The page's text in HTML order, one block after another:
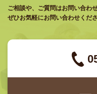
ご相談や、ご質問はお問い合わ
ぜひお気軽にお問い合わせくださ